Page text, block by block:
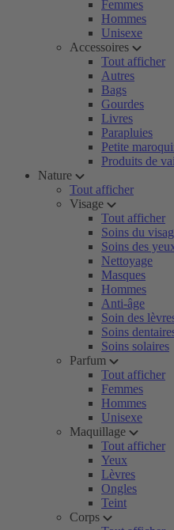
Femmes
Hommes
Unisexe
Accessoires
Tout afficher
Autres
Bags
Gourdes
Livres
Parapluies
Petite
Produits de
Nature
Tout afficher
Visage
Tout afficher
Soins du
Soins des
Nettoyage
Masques
Hommes
Anti-âge
Soin des
Soins
Soins solaires
Parfum
Tout afficher
Femmes
Hommes
Unisexe
Maquillage
Tout afficher
Yeux
Lèvres
Ongles
Teint
Corps